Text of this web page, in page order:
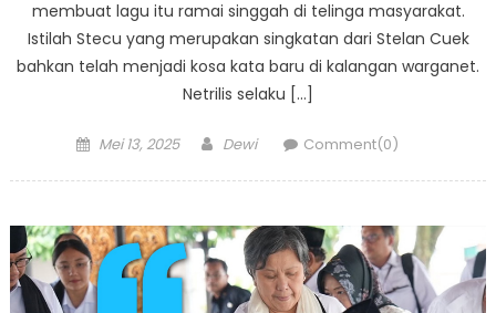
membuat lagu itu ramai singgah di telinga masyarakat.
Istilah Stecu yang merupakan singkatan dari Stelan Cuek
bahkan telah menjadi kosa kata baru di kalangan warganet.
Netrilis selaku […]
Posted
Mei 13, 2025 Author
Dewi Comment(0)